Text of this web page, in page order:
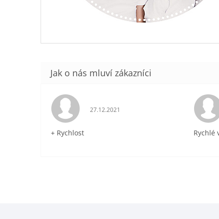
Hodnocení obchodu je 5 z 5 hvězdiček.
27.12.2021
+ Rychlost Rychlé